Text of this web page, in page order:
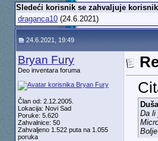
Sledeći korisnik se zahvaljuje
draganca10(24.6.2021)
24.6.2021, 19:49
Bryan Fury
Deo inventara foruma
Član od: 2.12.2005.
Lokacija: Novi Sad
Poruke: 5.620
Zahvalnice: 50
Zahvaljeno 1.522 puta na 1.055
poruka
Da li